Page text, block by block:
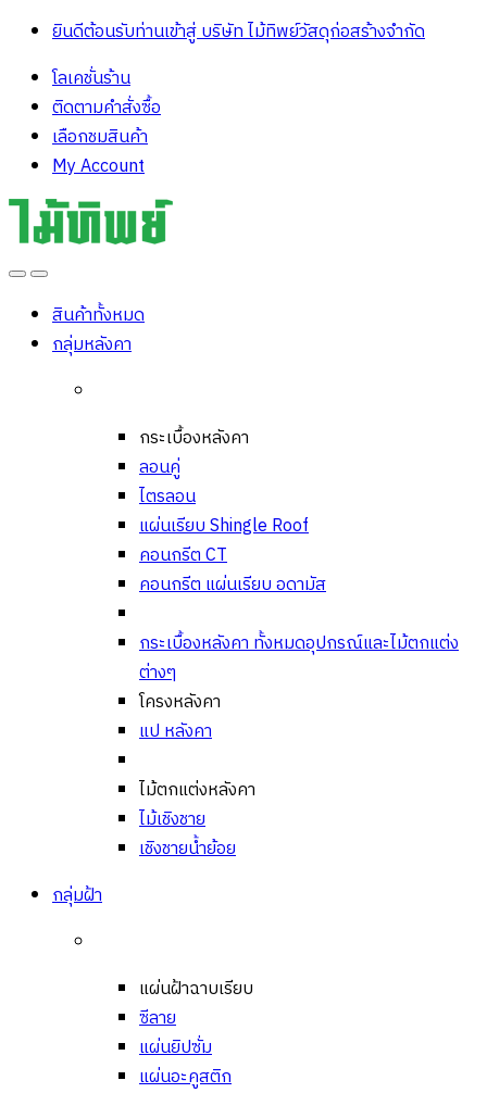
ยินดีต้อนรับท่านเข้าสู่ บริษัท ไม้ทิพย์วัสดุก่อสร้างจํากัด
โลเคชั่นร้าน
ติดตามคำสั่งซื้อ
เลือกชมสินค้า
My Account
OpenClose
สินค้าทั้งหมด
กลุ่มหลังคา
กระเบื้องหลังคา
ลอนคู่
ไตรลอน
แผ่นเรียบ Shingle Roof
คอนกรีต CT
คอนกรีต แผ่นเรียบ อดามัส
กระเบื้องหลังคา ทั้งหมดอุปกรณ์และไม้ตกแต่ง
ต่างๆ
โครงหลังคา
แป หลังคา
ไม้ตกแต่งหลังคา
ไม้เชิงชาย
เชิงชายน้ำย้อย
กลุ่มฝ้า
แผ่นฝ้าฉาบเรียบ
ซีลาย
แผ่นยิปซั่ม
แผ่นอะคูสติก